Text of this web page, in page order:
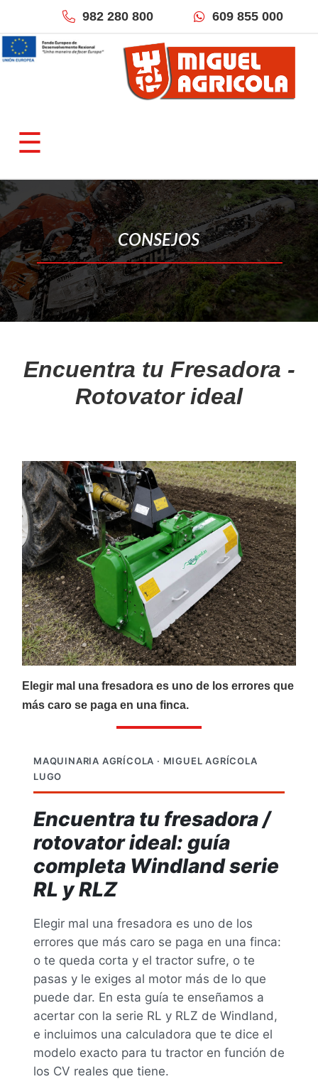
982 280 800 609 855 000
☰
×
QUIÉNES SOMOS
Empresa
Localización & Contacto
TIENDAS ONLINE
Miguel Agrícola
Inforecambios
MULTIMEDIA
Videos
Galería de imágenes
MARCAS
Nuestras marcas
CATÁLOGOS
AGRÍCOLA Ver más
Tractores TAFE
CONSEJOS
Encuentra tu Fresadora -
Rotovator ideal
Elegir mal una fresadora es uno de los errores que
más caro se paga en una finca.
MAQUINARIA AGRÍCOLA · MIGUEL AGRÍCOLA
LUGO
Encuentra tu fresadora /
rotovator ideal: guía
completa Windland serie
RL y RLZ
Elegir mal una fresadora es uno de los
errores que más caro se paga en una finca:
o te queda corta y el tractor sufre, o te
pasas y le exiges al motor más de lo que
puede dar. En esta guía te enseñamos a
acertar con la serie RL y RLZ de Windland,
e incluimos una calculadora que te dice el
modelo exacto para tu tractor en función de
los CV reales que tiene.